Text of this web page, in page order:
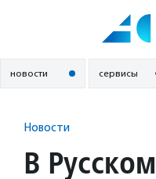
новости сервисы
Новости
В